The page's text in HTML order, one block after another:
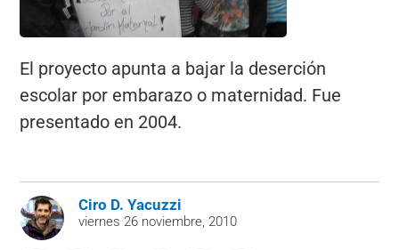
El proyecto apunta a bajar la deserción
escolar por embarazo o maternidad. Fue
presentado en 2004.
Ciro D. Yacuzzi
viernes 26 noviembre, 2010